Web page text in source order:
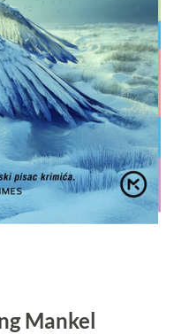
Mankel